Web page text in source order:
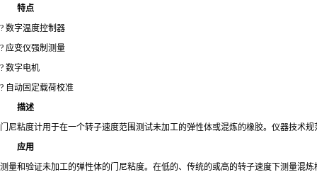
特点
? 数字温度控制器
? 应变仪强制测量
? 数字电机
? 自动固定载荷校准
描述
门尼粘度计用于在一个转子速度范围测试未加工的弹性体或混炼的橡胶。仪器技术
应用
测量和验证未加工的弹性体的门尼粘度。在低的、传统的或高的转子速度下测量混